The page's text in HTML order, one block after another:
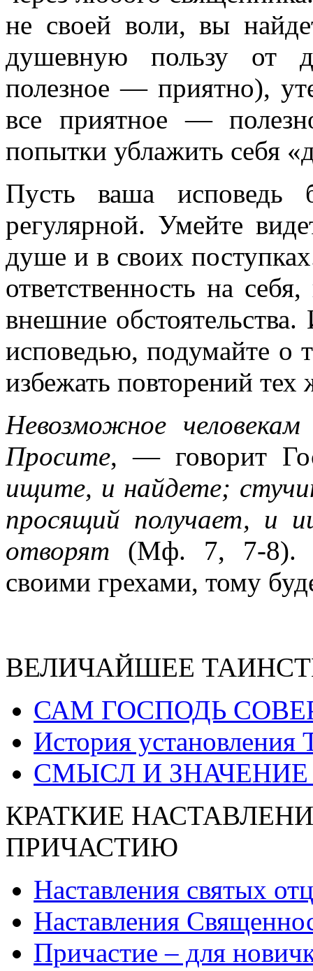
не своей воли, вы
душевную пользу от
полезное — приятно),
все приятное —
попытки ублажить себя
Пусть ваша исповедь
регулярной. Умейте
душе и в своих
ответственность на
внешние
исповедью, подумайте о
избежать повторений тех
Невозможное
Просите, — говорит
ищите, и найдете;
просящий получает, и
отворят (Мф. 7, 7-8).
своими грехами, тому
ВЕЛИЧАЙШЕЕ
САМ ГОСПОДЬ
История установления
СМЫСЛ И
КРАТКИЕ
ПРИЧАСТИЮ
Наставления святых
Наставления
Причастие – для